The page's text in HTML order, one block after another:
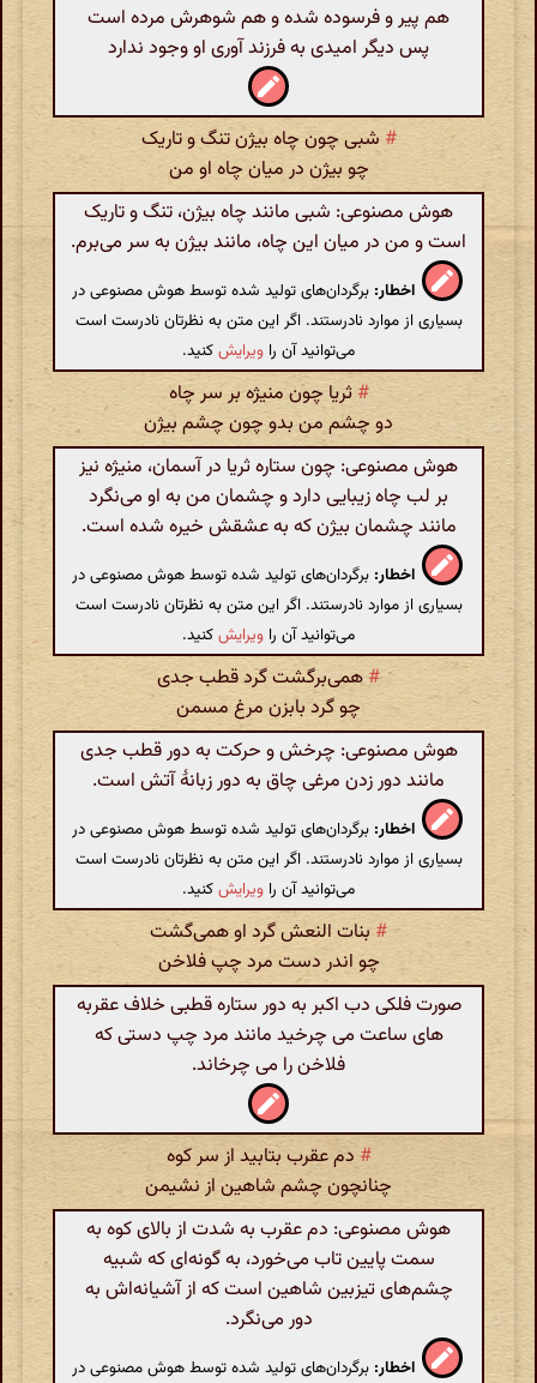
هم پیر و فرسوده شده و هم شوهرش مرده است
پس دیگر امیدی به فرزند آوری او وجود ندارد
# شبی چون چاه بیژن تنگ و تاریک
چو بیژن در میان چاه او من
هوش مصنوعی: شبی مانند چاه بیژن، تنگ و تاریک
است و من در میان این چاه، مانند بیژن به سر می‌برم.
اخطار: برگردان‌های تولید شده توسط هوش مصنوعی در
بسیاری از موارد نادرستند. اگر این متن به نظرتان نادرست است
می‌توانید آن را ویرایشکنید.
# ثریا چون منیژه بر سر چاه
دو چشم من بدو چون چشم بیژن
هوش مصنوعی: چون ستاره ثریا در آسمان، منیژه نیز
بر لب چاه زیبایی دارد و چشمان من به او می‌نگرد
مانند چشمان بیژن که به عشقش خیره شده است.
اخطار: برگردان‌های تولید شده توسط هوش مصنوعی در
بسیاری از موارد نادرستند. اگر این متن به نظرتان نادرست است
می‌توانید آن را ویرایشکنید.
#همی‌برگشت گرد قطب جدی
چو گرد بابزن مرغ مسمن
هوش مصنوعی: چرخش و حرکت به دور قطب جدی
مانند دور زدن مرغی چاق به دور زبانهٔ آتش است.
اخطار: برگردان‌های تولید شده توسط هوش مصنوعی در
بسیاری از موارد نادرستند. اگر این متن به نظرتان نادرست است
می‌توانید آن را ویرایشکنید.
# بنات النعش گرد او همی‌گشت
چو اندر دست مرد چپ فلاخن
صورت فلکی دب اکبر به دور ستاره قطبی خلاف عقربه
های ساعت می چرخید مانند مرد چپ دستی که
فلاخن را می چرخاند.
# دم عقرب بتابید از سر کوه
چنانچون چشم شاهین از نشیمن
هوش مصنوعی: دم عقرب به شدت از بالای کوه به
سمت پایین تاب می‌خورد، به گونه‌ای که شبیه
چشم‌های تیزبین شاهین است که از آشیانه‌اش به
دور می‌نگرد.
اخطار: برگردان‌های تولید شده توسط هوش مصنوعی در